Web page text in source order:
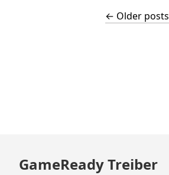
← Older posts
GameReady Treiber